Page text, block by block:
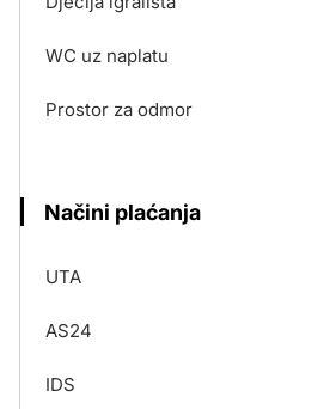
WC uz naplatu
Prostor za odmor
Načini plaćanja
UTA
AS24
IDS